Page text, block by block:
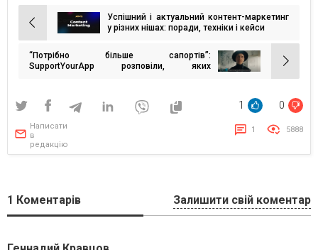
Навігація
записів
Успішний і актуальний контент-маркетинг
у різних нішах: поради, техніки і кейси
“Потрібно більше сапортів”:
SupportYourApp розповіли, яких
1 0
Написати
в
редакцію
1 5888
1 Коментарів Залишити свій коментар